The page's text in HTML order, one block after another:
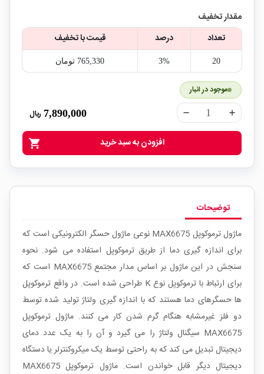
مقدار تخفیف
تعداد
درصد قیمت با تخفیف
20
3% 765,330‎ تومان
موجود در انبار
remove add
7,890,000 ریال
shopping_cart افزودن به سبد خرید
توضیحات
ماژول ترموکوپل MAX6675 نوعی ماژول حسگر الکترونیکی است که
برای اندازه گیری دما از طریق ترموکوپل استفاده می شود. نحوه
سنجش در این ماژول بر اساس مدار مجتمع MAX6675 است که
برای ارتباط با ترموکوپل نوع K طراحی شده است. در واقع ترموکوپل
ها حسگرهای دما هستند که با اندازه گیری ولتاژ تولید شده توسط
دو فلز غیرمشابه هنگام گرم شدن کار می کنند. ماژول ترموکوپل
MAX6675 سیگنال ولتاژ را می گیرد و آن را به یک عدد دمای
دیجیتال تبدیل می کند که به راحتی توسط یک میکروکنترلر یا دستگاه
دیجیتال دیگر قابل خواندن است. ماژول ترموکوپل MAX6675